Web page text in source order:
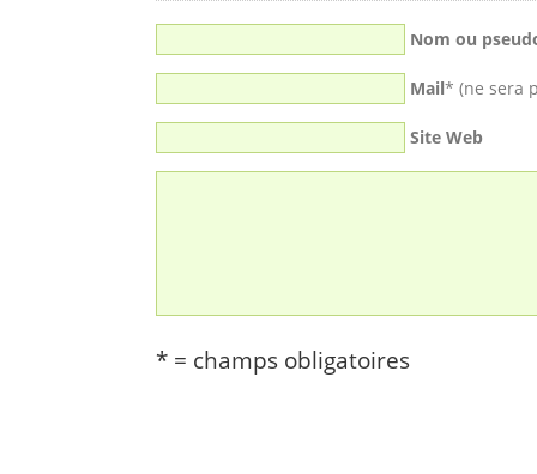
Nom ou
Mail* (ne sera
Site Web
* = champs obligatoires